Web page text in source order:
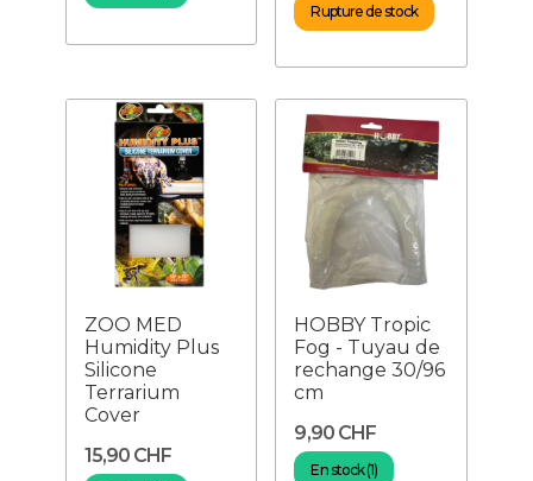
Rupture de stock
ZOO MED
Humidity Plus
Silicone
Terrarium
Cover
15,90 CHF
HOBBY Tropic
Fog - Tuyau de
rechange 30/96
cm
9,90 CHF
En stock (1)